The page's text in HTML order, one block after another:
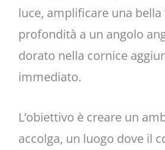
luce, amplificare una
profondità a un angolo
dorato nella cornice
immediato.
L’obiettivo è creare un
accolga, un luogo dove il